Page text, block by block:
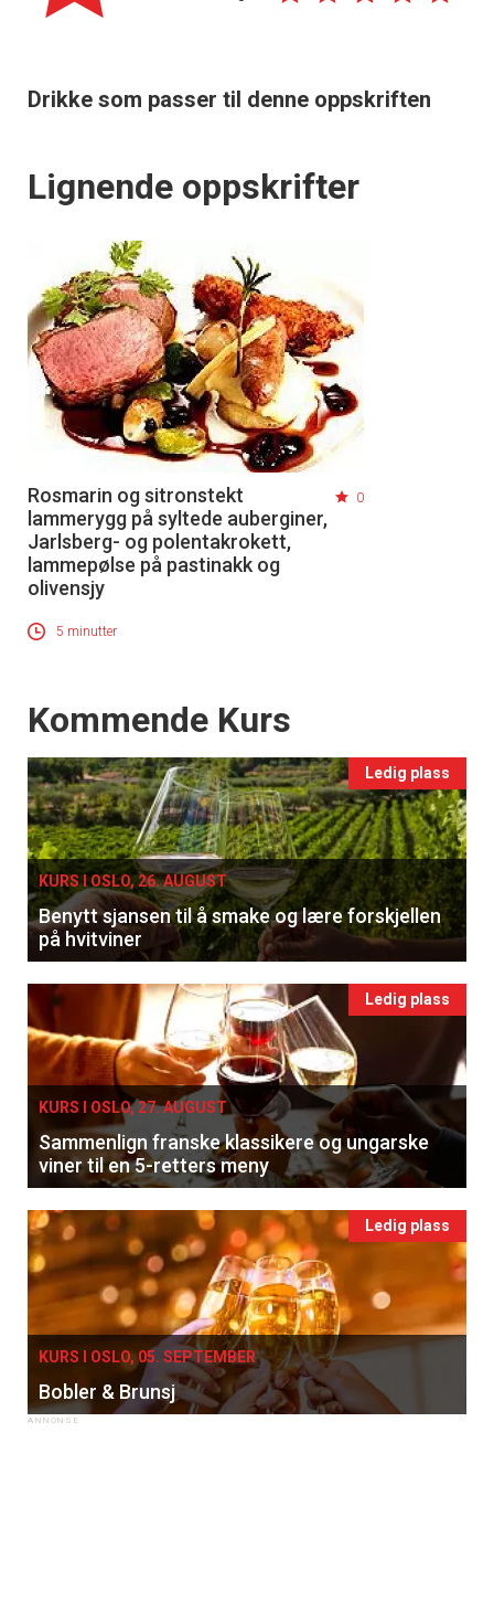
Drikke som passer til denne oppskriften
Lignende oppskrifter
Rosmarin og sitronstekt
lammerygg på syltede auberginer,
Jarlsberg- og polentakrokett,
lammepølse på pastinakk og
olivensjy
0
5 minutter
Events
Kommende Kurs
Ledig plass
KURS I OSLO, 26. AUGUST
Benytt sjansen til å smake og lære forskjellen
på hvitviner
Ledig plass
KURS I OSLO, 27. AUGUST
Sammenlign franske klassikere og ungarske
viner til en 5-retters meny
Ledig plass
KURS I OSLO, 05. SEPTEMBER
Bobler & Brunsj